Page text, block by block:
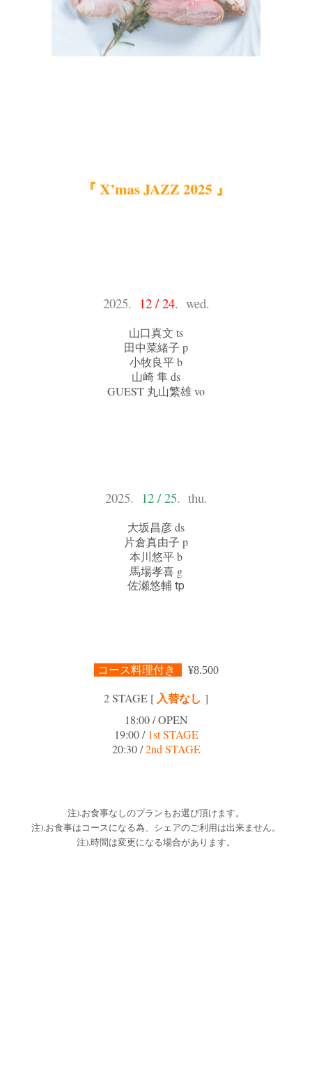
『 X’mas JAZZ 2025 』
2025. 12 / 24. wed.
山口真文 ts
田中菜緒子 p
小牧良平 b
山崎 隼 ds
GUEST 丸山繁雄 vo
2025. 12 / 25. thu.
大坂昌彦 ds
片倉真由子 p
本川悠平 b
馬場孝喜 g
佐瀬悠輔 tp
コース料理付き ¥8.500
2 STAGE [ 入替なし ]
18:00 / OPEN
19:00 / 1st STAGE
20:30 /2nd STAGE
注).お食事なしのプランもお選び頂けます。
注).お食事はコースになる為、シェアのご利用は出来ません。
注).時間は変更になる場合があります。